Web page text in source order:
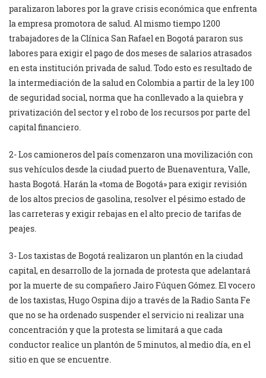
paralizaron labores por la grave crisis económica que enfrenta
la empresa promotora de salud. Al mismo tiempo 1200
trabajadores de la Clínica San Rafael en Bogotá pararon sus
labores para exigir el pago de dos meses de salarios atrasados
en esta institución privada de salud. Todo esto es resultado de
la intermediación de la salud en Colombia a partir de la ley 100
de seguridad social, norma que ha conllevado a la quiebra y
privatización del sector y el robo de los recursos por parte del
capital financiero.
2- Los camioneros del país comenzaron una movilización con
sus vehículos desde la ciudad puerto de Buenaventura, Valle,
hasta Bogotá. Harán la «toma de Bogotá» para exigir revisión
de los altos precios de gasolina, resolver el pésimo estado de
las carreteras y exigir rebajas en el alto precio de tarifas de
peajes.
3- Los taxistas de Bogotá realizaron un plantón en la ciudad
capital, en desarrollo de la jornada de protesta que adelantará
por la muerte de su compañero Jairo Fúquen Gómez. El vocero
de los taxistas, Hugo Ospina dijo a través de la Radio Santa Fe
que no se ha ordenado suspender el servicio ni realizar una
concentración y que la protesta se limitará a que cada
conductor realice un plantón de 5 minutos, al medio día, en el
sitio en que se encuentre.